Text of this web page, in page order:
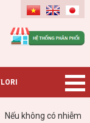
DẪN MUA HÀNG
Nếu không có nhiễm